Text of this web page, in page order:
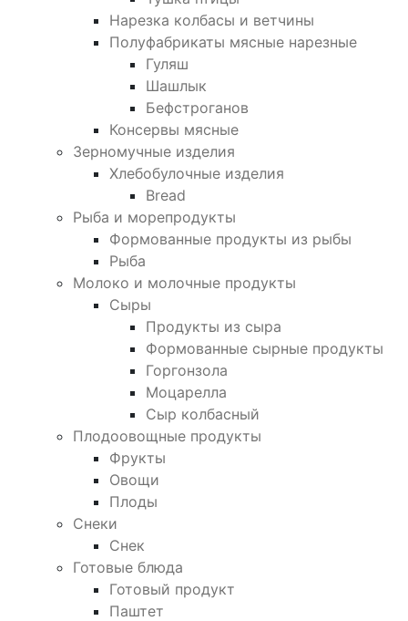
Нарезка колбасы и ветчины
Полуфабрикаты мясные нарезные
Гуляш
Шашлык
Бефстроганов
Консервы мясные
Зерномучные изделия
Хлебобулочные изделия
Bread
Рыба и морепродукты
Формованные продукты из рыбы
Рыба
Молоко и молочные продукты
Сыры
Продукты из сыра
Формованные сырные продукты
Горгонзола
Моцарелла
Сыр колбасный
Плодоовощные продукты
Фрукты
Овощи
Плоды
Снеки
Снек
Готовые блюда
Готовый продукт
Паштет